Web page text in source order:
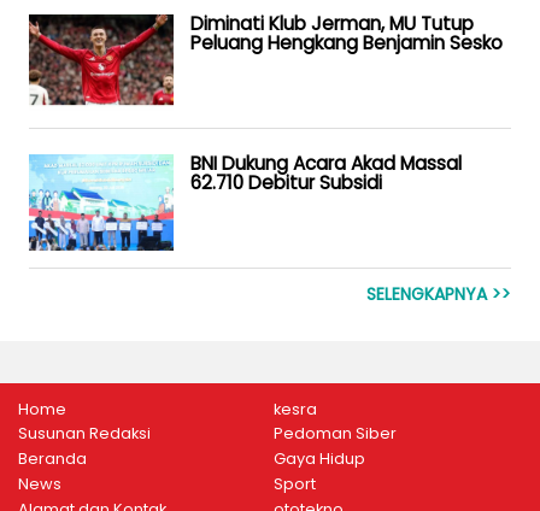
Diminati Klub Jerman, MU Tutup
Peluang Hengkang Benjamin Sesko
BNI Dukung Acara Akad Massal
62.710 Debitur Subsidi
SELENGKAPNYA >>
Home
Susunan Redaksi
Beranda
News
kesra
Pedoman Siber
Gaya Hidup
Sport